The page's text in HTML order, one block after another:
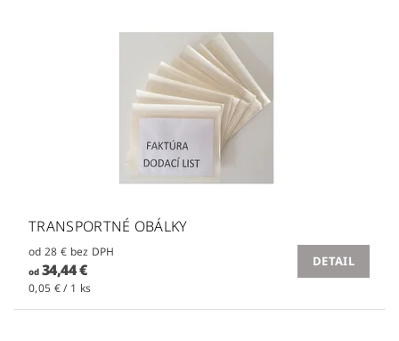
TRANSPORTNÉ OBÁLKY
od 28 € bez DPH
od34,44 €
0,05 € / 1 ks
DETAIL